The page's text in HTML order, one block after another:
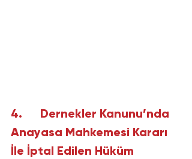
4.      Dernekler Kanunu’nda
Anayasa Mahkemesi Kararı
İle İptal Edilen Hüküm